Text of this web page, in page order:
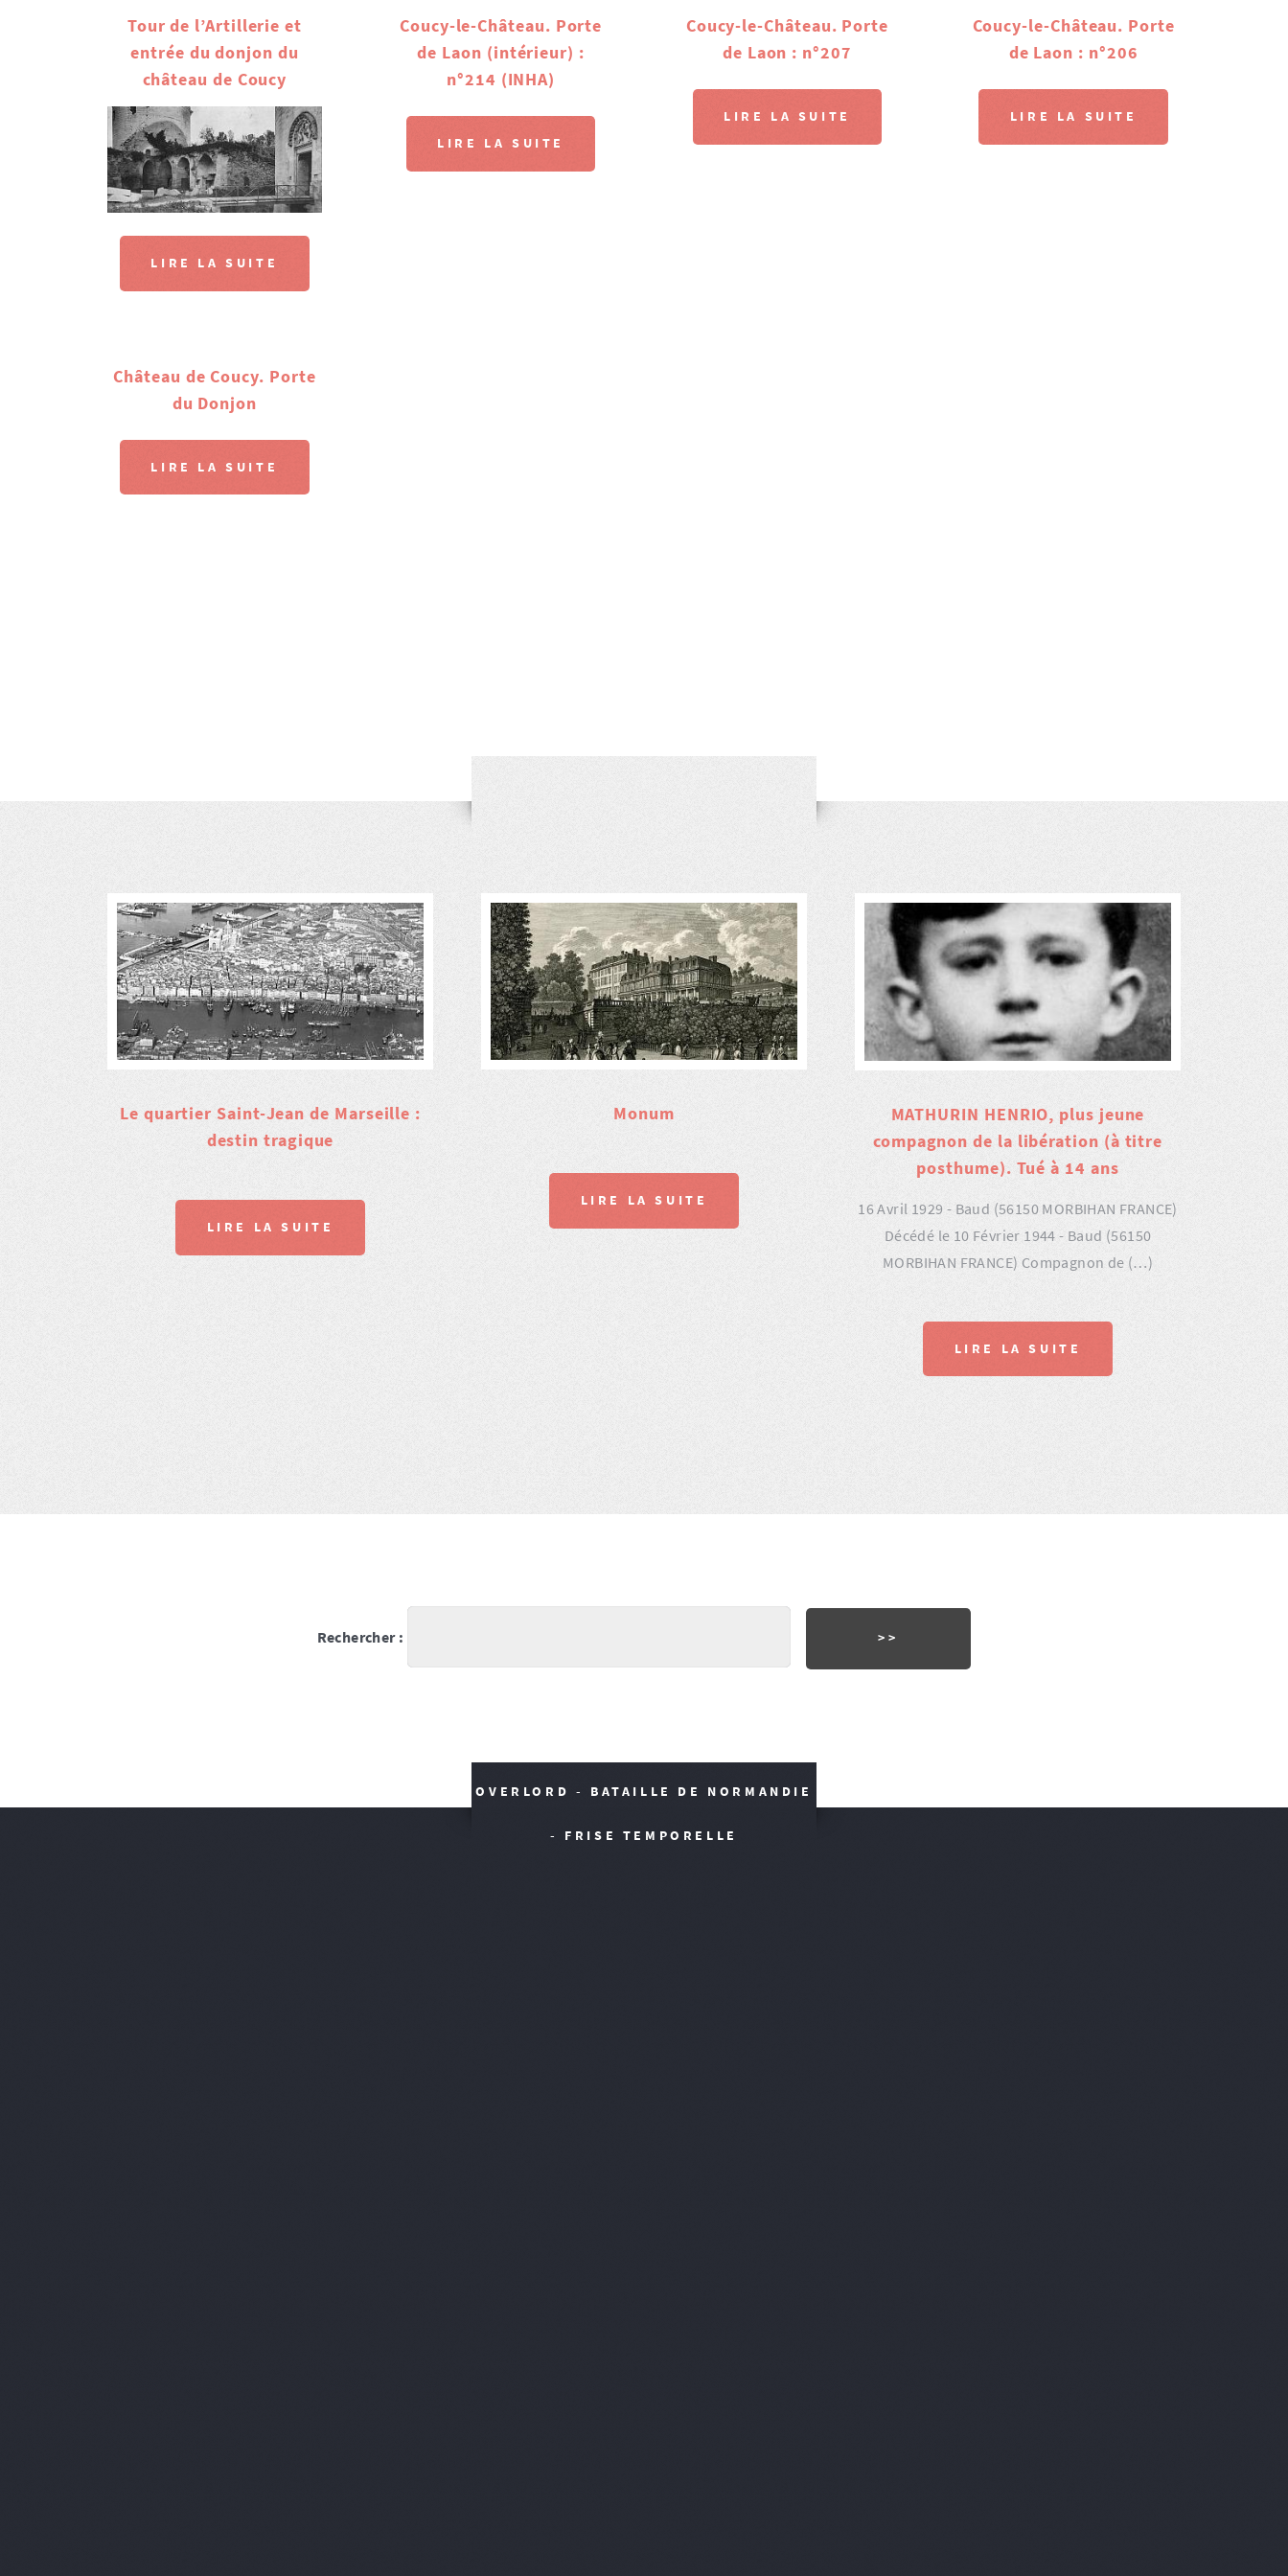
Tour de l’Artillerie et
entrée du donjon du
château de Coucy
LIRE LA SUITE
Coucy-le-Château. Porte
de Laon (intérieur) :
n°214 (INHA)
LIRE LA SUITE
Coucy-le-Château. Porte
de Laon : n°207
LIRE LA SUITE
Coucy-le-Château. Porte
de Laon : n°206
LIRE LA SUITE
Château de Coucy. Porte
du Donjon
LIRE LA SUITE
Le quartier Saint-Jean de Marseille :
destin tragique
LIRE LA SUITE
Monum
LIRE LA SUITE
MATHURIN HENRIO, plus jeune
compagnon de la libération (à titre
posthume). Tué à 14 ans
16 Avril 1929 - Baud (56150 MORBIHAN FRANCE)
Décédé le 10 Février 1944 - Baud (56150
MORBIHAN FRANCE) Compagnon de (…)
LIRE LA SUITE
Rechercher :
OVERLORD - BATAILLE DE NORMANDIE
- FRISE TEMPORELLE